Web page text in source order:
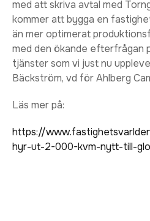
med att skriva avtal med
kommer att bygga en
än mer optimerat
med den ökande efterfrågan
tjänster som vi just nu
Bäckström, vd för Ahlberg
Läs mer på:
https://
hyr-ut-2-000-kvm-nytt-till-